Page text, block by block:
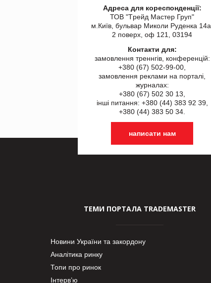
Адреса для кореспонденції:
ТОВ "Tрейд Мастер Груп"
м.Київ, бульвар Миколи Руденка 14а,
2 поверх, оф 121, 03194
Контакти для:
замовлення треннгів, конференцій:
+380 (67) 502-99-00,
замовлення реклами на порталі,
журналах:
+380 (67) 502 30 13,
інші питання: +380 (44) 383 92 39,
+380 (44) 383 50 34.
написати нам
ТЕМИ ПОРТАЛА TRADEMASTER
Новини України та закордону
Аналітика ринку
Топи про ринок
Інтерв’ю